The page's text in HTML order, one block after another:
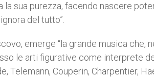
sua purezza, facendo nascere
del tutto”.
emerge “la grande musica che,
le arti figurative come interprete
Telemann, Couperin, Charpentier,